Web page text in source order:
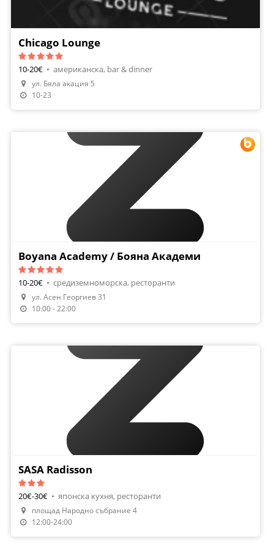
Chicago Lounge
10-20€ • американска, bar & dinner
ул. Бяла акация 5
10-23
Направи Резервация
Boyana Academy / Бояна Академи
10-20€ • средиземноморска, ресторанти
ул. Асен Георгиев 31
10:00 - 22:00
SASA Radisson
20€-30€ • японска кухня, ресторанти
площад Народно събрание 4
12:00-24:00